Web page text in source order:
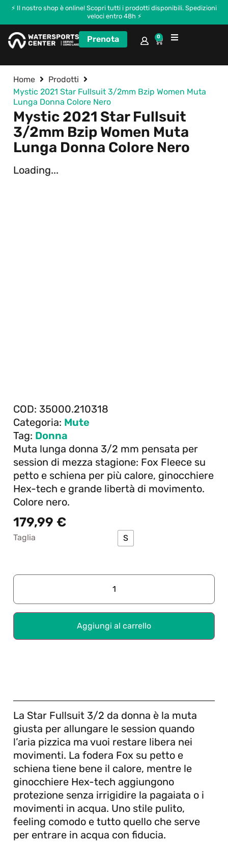
⚡ Il nostro shop è online! Scopri tutti i prodotti disponibili. Spedizioni
veloci entro 48h ⚡
Prenota 0
Home
Prodotti
Mystic 2021 Star Fullsuit 3/2mm Bzip Women Muta
Lunga Donna Colore Nero
Mystic 2021 Star Fullsuit
3/2mm Bzip Women Muta
Lunga Donna Colore Nero
Loading...
COD: 35000.210318
Categoria: Mute
Tag: Donna
Muta lunga donna 3/2 mm pensata per
session di mezza stagione: Fox Fleece su
petto e schiena per più calore, ginocchiere
Hex-tech e grande libertà di movimento.
Colore nero.
179,99 €
Taglia S
Aggiungi al carrello
La Star Fullsuit 3/2 da donna è la muta
giusta per allungare le session quando
l’aria pizzica ma vuoi restare libera nei
movimenti. La fodera Fox su petto e
schiena tiene bene il calore, mentre le
ginocchiere Hex-tech aggiungono
protezione senza irrigidire la pagaiata o i
movimenti in acqua. Uno stile pulito,
feeling comodo e tutto quello che serve
per entrare in acqua con fiducia.